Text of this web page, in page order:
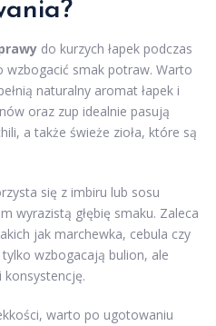
do kurzych łapek podczas
smak potraw. Warto
naturalny aromat łapek i
oraz zup idealnie pasują
a także świeże zioła, które są
się z imbiru lub sosu
wyrazistą głębię smaku. Zaleca
jak marchewka, cebula czy
tylko wzbogacają bulion, ale
konsystencję.
warto po ugotowaniu